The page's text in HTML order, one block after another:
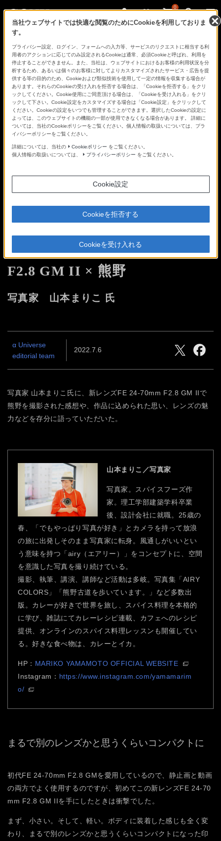
0
あ、
見
た
こ
と
の
な
い
世
界
へ。
α
Universe
『この1本で旅に出たい。そう
実感するレンズ』FE 24-70mm
F2.8 GM II × 熊野
写真家 山本まりこ 氏
α Universe
editorial team
2022.7.6
写真家 山本まりこ氏に、新レンズFE 24-70mm F2.8 GM IIで
熊野を撮影された感想や、作品に込められた思い、レンズの魅
力などを存分に語っていただいた。
山本まりこ／写真家
写真家。スパイスフーズ作
家。理工学部建築学科卒業
後、設計会社に就職。25歳の
春、「でもやっぱり写真が好き」とカメラを持って放浪
の旅に出発しそのまま写真家に転身。風通しがいいとい
う意味を持つ「airy（エアリー）」をコンセプトに、空間
を意識した写真を撮り続けている。
撮影、執筆、講演、講師など活動は多岐。写真集「AIRY
COLORS」「熊野古道を歩いています。」など多数出
版。カレーが好きで世界を旅し、スパイス料理を本格的
に学び、雑誌にてカレーレシピ連載、カフェへのレシピ
提供、オンラインのスパイス料理レッスンも開催してい
る。好きな食べ物は、カレーとイカ。
HP： MARIKO YAMAMOTO OFFICIAL WEBSITE
Instagram： https://www.instagram.com/yamamarim
o/
まるで別のレンズかと思うくらいコンパクトに
初代FE 24-70mm F2.8 GMを愛用しているので、静止画と動画
の両方でよく使用するのですが、初めてこの新レンズFE 24-70
mm F2.8 GM IIを手にしたときは衝撃でした。
まず、小さい。そして、軽い。ボディに装着した感じも全く変
わり、まるで別のレンズかと思うくらいコンパクトになった印
当社ウェブサイトでは快適な閲覧のためにCookieを利用しておりま
す。
プライバシー設定、ログイン、フォームへの入力等、サービスのリクエストに相当する利
用者のアクションに応じてのみ設定されるCookieは通常、必須Cookieと呼ばれ、利用を
停止することができません。また、当社は、ウェブサイトにおけるお客様の利用状況を分
析するため、あるいは個々のお客様に対してよりカスタマイズされたサービス・広告を提
供する等の目的のため、Cookieおよび類似技術を使用して一定の情報を収集する場合が
あります。それらのCookieの受け入れを拒否する場合は、「Cookieを拒否する」をクリ
ックしてください。Cookie使用にご同意頂ける場合は、「Cookieを受け入れる」をクリ
ックして下さい。Cookie設定をカスタマイズする場合は「Cookie設定」をクリックして
ください。Cookieの設定をいつでも管理することができます。選択したCookieの設定に
よっては、このウェブサイトの機能の一部が使用できなくなる場合があります。 詳細に
ついては、当社のCookieポリシーをご覧ください。個人情報の取扱いについては、プラ
イバシーポリシーをご覧ください。
詳細については、当社の Cookieポリシー をご覧ください。
個人情報の取扱いについては、
プライバシーポリシー をご覧ください。
Cookie設定
Cookieを拒否する
Cookieを受け入れる